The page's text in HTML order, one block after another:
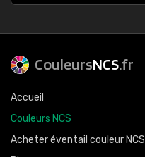
CouleursNCS.fr
Accueil
Couleurs NCS
Acheter éventail couleur NCS